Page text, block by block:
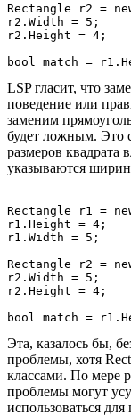
Rectangle r2 =
r2.Width = 5;
r2.Height = 4;
LSP гласит, что
поведение или
заменим
будет ложным. Это
размеров квадрата
указываются
Rectangle r1 =
r1.Height = 4;
r1.Width = 5;
Rectangle r2 =
r2.Width = 5;
r2.Height = 4;
Эта, казалось бы,
проблемы, хотя
классами. По мере
проблемы могут
использоваться